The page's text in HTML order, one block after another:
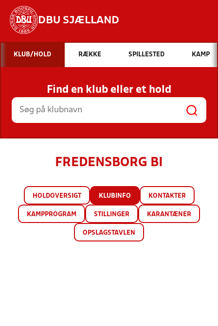
DBU SJÆLLAND
Hvad vil du søge efter?
INDHOLD OG NYHEDER
STILLINGER, RESULTATER, KLUBBER OG
HOLD
KLUB/HOLD RÆKKE SPILLESTED KAMP
Find en klub eller et hold
FREDENSBORG BI
HOLDOVERSIGT KLUBINFO KONTAKTER
KAMPPROGRAM STILLINGER KARANTÆNER
OPSLAGSTAVLEN